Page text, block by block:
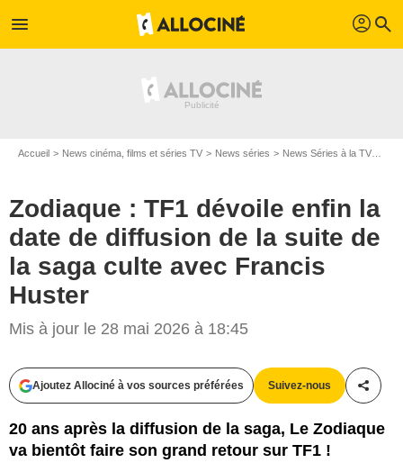
menu profil search
Accueil News cinéma, films et séries TV News séries News Séries à la TV
Zodiaque : TF1 dévoile enfin la
date de diffusion de la suite de
la saga culte avec Francis
Huster
Mis à jour le 28 mai 2026 à 18:45
Ajoutez Allociné à vos sources préférées Suivez-nous
20 ans après la diffusion de la saga, Le Zodiaque
va bientôt faire son grand retour sur TF1 !
© FRANÇOIS LEFEBVRE / FELICITA FILMS / PARTITA FILMS / TF1